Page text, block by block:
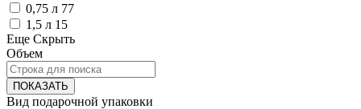
0,75 л 77
1,5 л 15
Еще Скрыть
Объем
ПОКАЗАТЬ
Вид подарочной упаковки